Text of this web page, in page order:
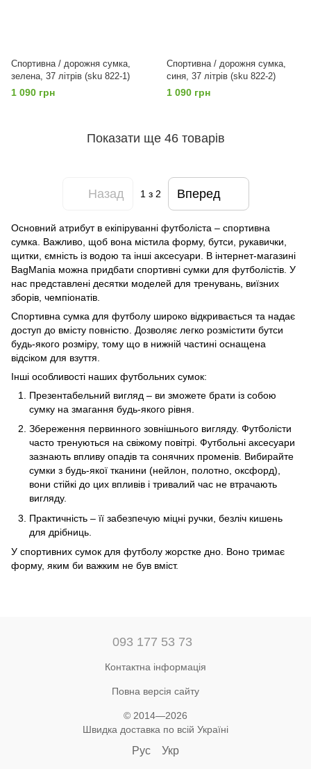
Спортивна / дорожня сумка,
зелена, 37 літрів (sku 822-1)
1 090 грн
Спортивна / дорожня сумка,
синя, 37 літрів (sku 822-2)
1 090 грн
Показати ще 46 товарів
Назад 1 з 2 Вперед
Основний атрибут в екіпіруванні футболіста – спортивна
сумка. Важливо, щоб вона містила форму, бутси, рукавички,
щитки, ємність із водою та інші аксесуари. В інтернет-магазині
BagMania можна придбати спортивні сумки для футболістів. У
нас представлені десятки моделей для тренувань, виїзних
зборів, чемпіонатів.
Спортивна сумка для футболу широко відкривається та надає
доступ до вмісту повністю. Дозволяє легко розмістити бутси
будь-якого розміру, тому що в нижній частині оснащена
відсіком для взуття.
Інші особливості наших футбольних сумок:
Презентабельний вигляд – ви зможете брати із собою
сумку на змагання будь-якого рівня.
Збереження первинного зовнішнього вигляду. Футболісти
часто тренуються на свіжому повітрі. Футбольні аксесуари
зазнають впливу опадів та сонячних променів. Вибирайте
сумки з будь-якої тканини (нейлон, полотно, оксфорд),
вони стійкі до цих впливів і тривалий час не втрачають
вигляду.
Практичність – її забезпечую міцні ручки, безліч кишень
для дрібниць.
У спортивних сумок для футболу жорстке дно. Воно тримає
форму, яким би важким не був вміст.
093 177 53 73
Контактна інформація
Повна версія сайту
© 2014—2026
Швидка доставка по всій Україні
Рус Укр